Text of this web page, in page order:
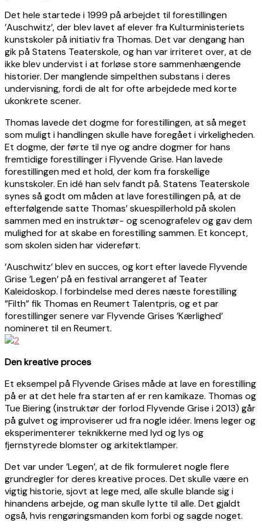
Det hele startede i 1999 på arbejdet til forestillingen
’Auschwitz’, der blev lavet af elever fra Kulturministeriets
kunstskoler på initiativ fra Thomas. Det var dengang han
gik på Statens Teaterskole, og han var irriteret over, at de
ikke blev undervist i at forløse store sammenhængende
historier. Der manglende simpelthen substans i deres
undervisning, fordi de alt for ofte arbejdede med korte
ukonkrete scener.
Thomas lavede det dogme for forestillingen, at så meget
som muligt i handlingen skulle have foregået i virkeligheden.
Et dogme, der førte til nye og andre dogmer for hans
fremtidige forestillinger i Flyvende Grise. Han lavede
forestillingen med et hold, der kom fra forskellige
kunstskoler. En idé han selv fandt på. Statens Teaterskole
synes så godt om måden at lave forestillingen på, at de
efterfølgende satte Thomas’ skuespillerhold på skolen
sammen med en instruktør- og scenografelev og gav dem
mulighed for at skabe en forestilling sammen. Et koncept,
som skolen siden har videreført.
’Auschwitz’ blev en succes, og kort efter lavede Flyvende
Grise ’Legen’ på en festival arrangeret af Teater
Kaleidoskop. I forbindelse med deres næste forestilling
”Filth” fik Thomas en Reumert Talentpris, og et par
forestillinger senere var Flyvende Grises ’Kærlighed’
nomineret til en Reumert.
Den kreative proces
Et eksempel på Flyvende Grises måde at lave en forestilling
på er at det hele fra starten af er ren kamikaze. Thomas og
Tue Biering (instruktør der forlod Flyvende Grise i 2013) går
på gulvet og improviserer ud fra nogle idéer. Imens leger og
eksperimenterer teknikkerne med lyd og lys og
fjernstyrede blomster og arkitektlamper.
Det var under ’Legen’, at de fik formuleret nogle flere
grundregler for deres kreative proces. Det skulle være en
vigtig historie, sjovt at lege med, alle skulle blande sig i
hinandens arbejde, og man skulle lytte til alle. Det gjaldt
også, hvis rengøringsmanden kom forbi og sagde noget.